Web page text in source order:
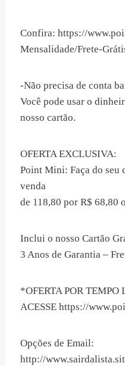
Confira: https://
Mensalidade/Frete-
-Não precisa de conta
Você pode usar o
nosso cartão.
OFERTA EXCLUSIVA:
Point Mini: Faça do seu
venda
de 118,80 por R$ 68,80
Inclui o nosso Cartão
3 Anos de Garantia –
*OFERTA POR
ACESSE https://
Opções de Email:
http://